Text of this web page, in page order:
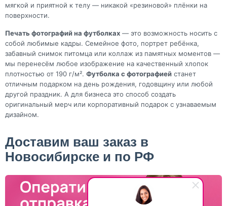
мягкой и приятной к телу — никакой «резиновой» плёнки на
поверхности.
Печать фотографий на футболках — это возможность носить с
собой любимые кадры. Семейное фото, портрет ребёнка,
забавный снимок питомца или коллаж из памятных моментов —
мы перенесём любое изображение на качественный хлопок
плотностью от 190 г/м². Футболка с фотографией станет
отличным подарком на день рождения, годовщину или любой
другой праздник. А для бизнеса это способ создать
оригинальный мерч или корпоративный подарок с узнаваемым
дизайном.
Доставим ваш заказ в
Новосибирске и по РФ